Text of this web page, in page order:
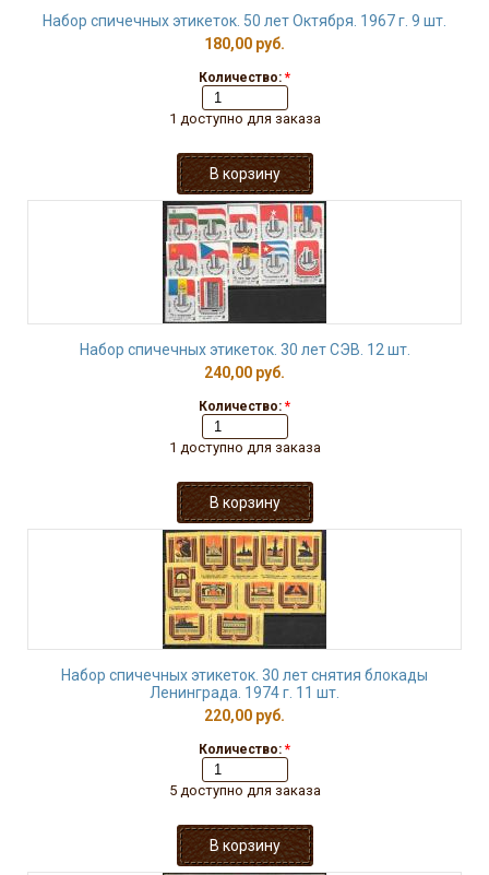
Набор спичечных этикеток. 50 лет Октября. 1967 г. 9 шт.
180,00 руб.
Количество: *
1 доступно для заказа
Набор спичечных этикеток. 30 лет СЭВ. 12 шт.
240,00 руб.
Количество: *
1 доступно для заказа
Набор спичечных этикеток. 30 лет снятия блокады
Ленинграда. 1974 г. 11 шт.
220,00 руб.
Количество: *
5 доступно для заказа